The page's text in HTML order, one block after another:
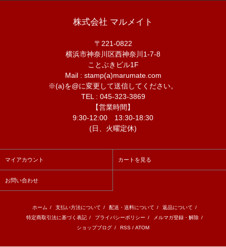
株式会社 マルメイト
〒221-0822
横浜市神奈川区西神奈川1-7-8
ことぶきビル1F
Mail : stamp(a)marumate.com
※(a)を@に変更して送信してください。
TEL : 045-323-3869
【営業時間】
9:30-12:00 13:30-18:30
(日、火曜定休)
マイアカウント カートを見る
お問い合わせ
ホーム / 支払い方法について / 配送・送料について / 返品について /
特定商取引法に基づく表記 / プライバシーポリシー / メルマガ登録・解除 /
ショップブログ / RSS / ATOM